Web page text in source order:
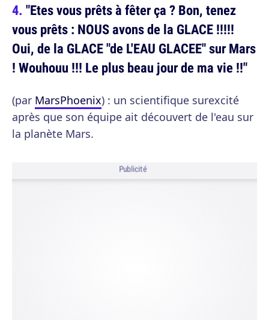
"Etes vous prêts à fêter ça ? Bon, tenez
vous prêts : NOUS avons de la GLACE !!!!!
Oui, de la GLACE "de L'EAU GLACEE" sur Mars
! Wouhouu !!! Le plus beau jour de ma vie !!"
(par MarsPhoenix) : un scientifique surexcité
après que son équipe ait découvert de l'eau sur
la planète Mars.
Publicité